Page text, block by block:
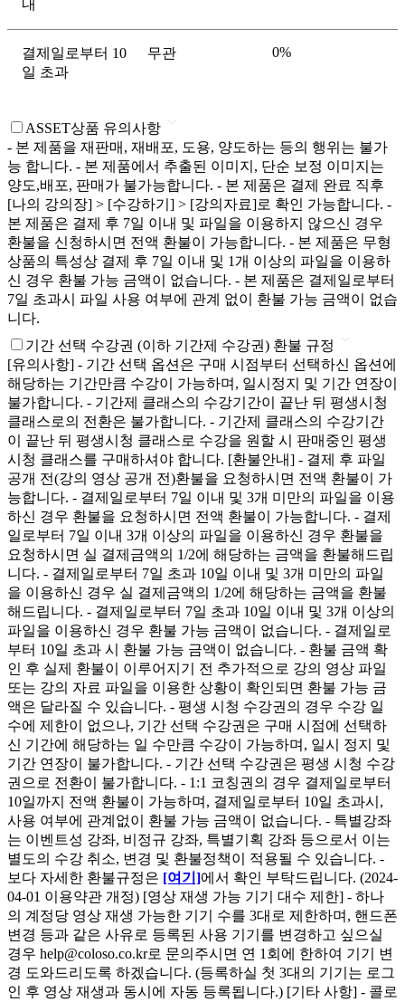
내
결제일로부터 10
일 초과
무관 0%
ASSET상품 유의사항
- 본 제품을 재판매, 재배포, 도용, 양도하는 등의 행위는 불가
능 합니다. - 본 제품에서 추출된 이미지, 단순 보정 이미지는
양도,배포, 판매가 불가능합니다. - 본 제품은 결제 완료 직후
[나의 강의장] > [수강하기] > [강의자료]로 확인 가능합니다. -
본 제품은 결제 후 7일 이내 및 파일을 이용하지 않으신 경우
환불을 신청하시면 전액 환불이 가능합니다. - 본 제품은 무형
상품의 특성상 결제 후 7일 이내 및 1개 이상의 파일을 이용하
신 경우 환불 가능 금액이 없습니다. - 본 제품은 결제일로부터
7일 초과시 파일 사용 여부에 관계 없이 환불 가능 금액이 없습
니다.
기간 선택 수강권 (이하 기간제 수강권) 환불 규정
[유의사항] - 기간 선택 옵션은 구매 시점부터 선택하신 옵션에
해당하는 기간만큼 수강이 가능하며, 일시정지 및 기간 연장이
불가합니다. - 기간제 클래스의 수강기간이 끝난 뒤 평생시청
클래스로의 전환은 불가합니다. - 기간제 클래스의 수강기간
이 끝난 뒤 평생시청 클래스로 수강을 원할 시 판매중인 평생
시청 클래스를 구매하셔야 합니다. [환불안내] - 결제 후 파일
공개 전(강의 영상 공개 전)환불을 요청하시면 전액 환불이 가
능합니다. - 결제일로부터 7일 이내 및 3개 미만의 파일을 이용
하신 경우 환불을 요청하시면 전액 환불이 가능합니다. - 결제
일로부터 7일 이내 3개 이상의 파일을 이용하신 경우 환불을
요청하시면 실 결제금액의 1/2에 해당하는 금액을 환불해드립
니다. - 결제일로부터 7일 초과 10일 이내 및 3개 미만의 파일
을 이용하신 경우 실 결제금액의 1/2에 해당하는 금액을 환불
해드립니다. - 결제일로부터 7일 초과 10일 이내 및 3개 이상의
파일을 이용하신 경우 환불 가능 금액이 없습니다. - 결제일로
부터 10일 초과 시 환불 가능 금액이 없습니다. - 환불 금액 확
인 후 실제 환불이 이루어지기 전 추가적으로 강의 영상 파일
또는 강의 자료 파일을 이용한 상황이 확인되면 환불 가능 금
액은 달라질 수 있습니다. - 평생 시청 수강권의 경우 수강 일
수에 제한이 없으나, 기간 선택 수강권은 구매 시점에 선택하
신 기간에 해당하는 일 수만큼 수강이 가능하며, 일시 정지 및
기간 연장이 불가합니다. - 기간 선택 수강권은 평생 시청 수강
권으로 전환이 불가합니다. - 1:1 코칭권의 경우 결제일로부터
10일까지 전액 환불이 가능하며, 결제일로부터 10일 초과시,
사용 여부에 관계없이 환불 가능 금액이 없습니다. - 특별강좌
는 이벤트성 강좌, 비정규 강좌, 특별기획 강좌 등으로서 이는
별도의 수강 취소, 변경 및 환불정책이 적용될 수 있습니다. -
보다 자세한 환불규정은 [여기]에서 확인 부탁드립니다. (2024-
04-01 이용약관 개정) [영상 재생 가능 기기 대수 제한] - 하나
의 계정당 영상 재생 가능한 기기 수를 3대로 제한하며, 핸드폰
변경 등과 같은 사유로 등록된 사용 기기를 변경하고 싶으실
경우 help@coloso.co.kr로 문의주시면 연 1회에 한하여 기기 변
경 도와드리도록 하겠습니다. (등록하실 첫 3대의 기기는 로그
인 후 영상 재생과 동시에 자동 등록됩니다.) [기타 사항] - 콜로